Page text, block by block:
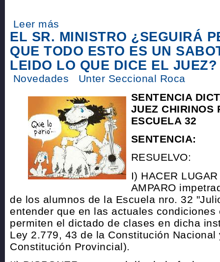
Leer más
EL SR. MINISTRO ¿SEGUIRÁ
QUE TODO ESTO ES UN
LEIDO LO QUE DICE EL JUEZ?
Novedades
Unter Seccional Roca
SENTENCIA
JUEZ CHIRINOS
ESCUELA 32
SENTENCIA:
RESUELVO:
I) HACER
AMPARO
de los alumnos de la Escuela nro. 32
entender que en las actuales condiciones
permiten el dictado de clases en dicha
Ley 2.779, 43 de la Constitución
Constitución Provincial).